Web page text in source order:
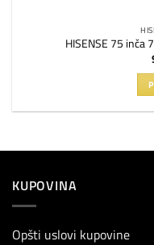
HISENSE 75 inča
KUPOVINA
Opšti uslovi kupovine